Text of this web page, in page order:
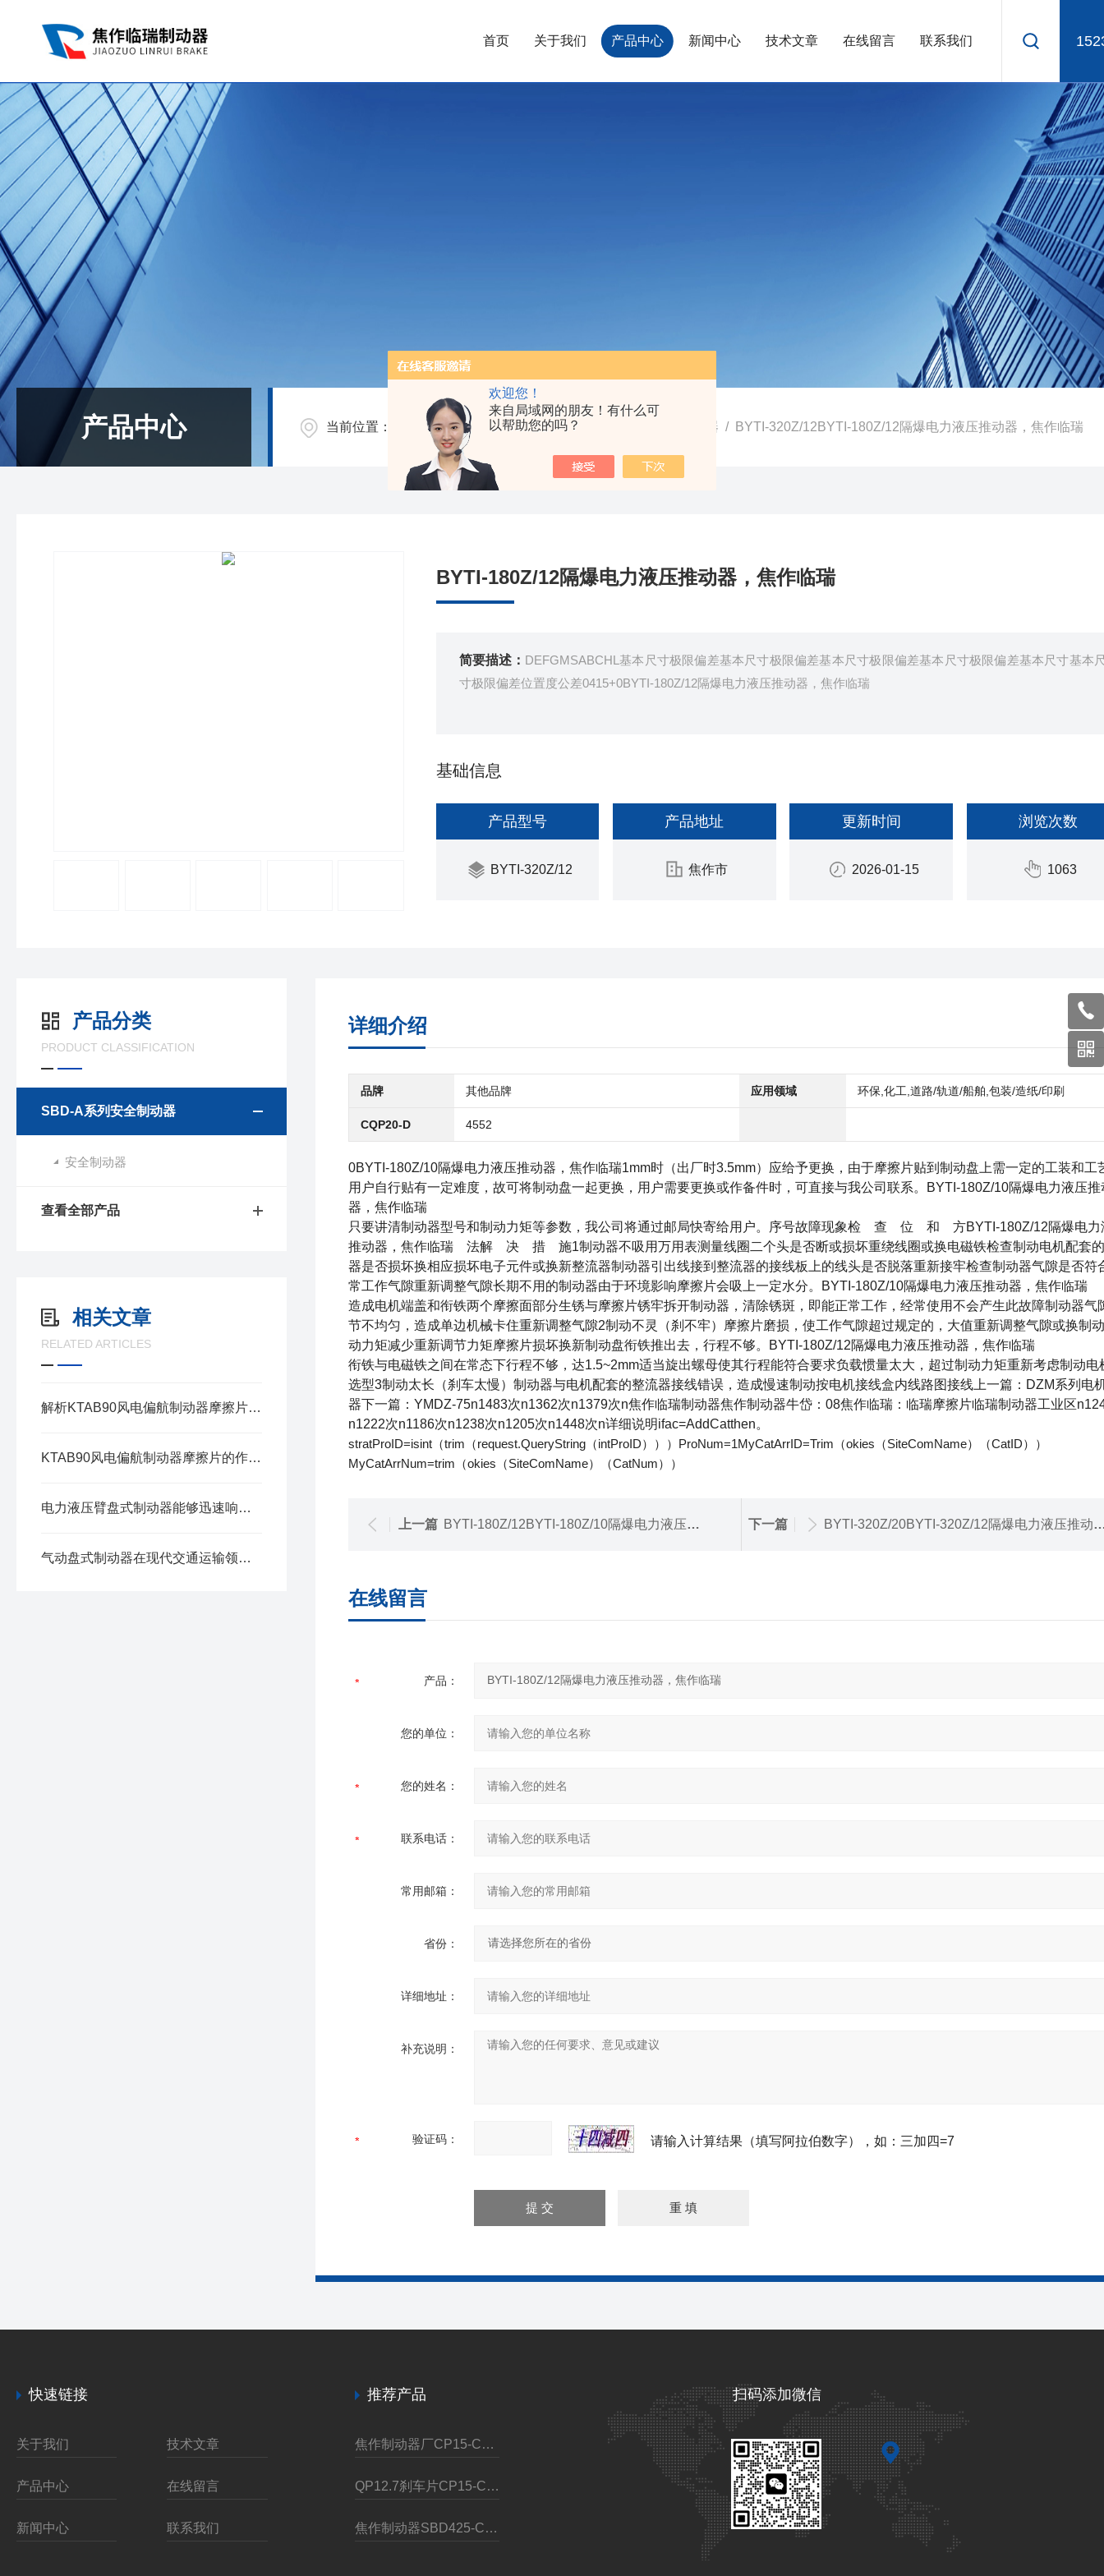
欢迎您！
来自局域网的朋友！有什么可
以帮助您的吗？
首页 关于我们 产品中心 新闻中心 技术文章 在线留言 联系我们
产品中心 当前位置： /产品中心 /SBD-A系列安全制动器 安全制动器 / BYTI-320Z/12BYTI-180Z/12隔爆电力液压推动器，焦作临瑞
BYTI-180Z/12隔爆电力液压推动器，焦作临瑞
简要描述： DEFGMSABCHL基本尺寸极限偏差基本尺寸极限偏差基本尺寸极限偏差基本尺寸极限偏差基本尺寸基本
寸极限偏差位置度公差0415+0BYTI-180Z/12隔爆电力液压推动器，焦作临瑞
基础信息
产品型号
BYTI-320Z/12
产品地址
焦作市
更新时间
2026-01-15
浏览次数
1063
产品分类
PRODUCT CLASSIFICATION
SBD-A系列安全制动器
安全制动器
查看全部产品
相关文章
RELATED ARTICLES
解析KTAB90风电偏航制动器摩擦片的工作原理与性能优势
KTAB90风电偏航制动器摩擦片的作用是什么?
电力液压臂盘式制动器能够迅速响应制动信号并采取行动
气动盘式制动器在现代交通运输领域中得到了广泛的应用
详细介绍
品牌 其他品牌 应用领域 环保,化工,道路/轨道/船舶,包装/造纸/印刷
CQP20-D 4552
0BYTI-180Z/10隔爆电力液压推动器，焦作临瑞1mm时（出厂时3.5mm）应给予更换，由于摩擦片贴到制动盘上需一定的工装和工
用户自行贴有一定难度，故可将制动盘一起更换，用户需要更换或作备件时，可直接与我公司联系。
BYTI-180Z/10隔爆电力液压推
器，焦作临瑞
只要讲清制动器型号和制动力矩等参数，我公司将通过邮局快寄给用户。序号故障现象检 查 位 和 方BYTI-180Z/12隔爆电力
推动器，焦作临瑞 法解 决 措 施1制动器不吸用万用表测量线圈二个头是否断或损坏重绕线圈或换电磁铁检查制动电机配套
器是否损坏换相应损坏电子元件或换新整流器制动器引出线接到整流器的接线板上的线头是否脱落重新接牢检查制动器气隙是否符
常工作气隙重新调整气隙长期不用的制动器由于环境影响摩擦片会吸上一定水分。
BYTI-180Z/10隔爆电力液压推动器，焦作临瑞
造成电机端盖和衔铁两个摩擦面部分生锈与摩擦片锈牢拆开制动器，清除锈斑，即能正常工作，经常使用不会产生此故障制动器气
节不均匀，造成单边机械卡住重新调整气隙2制动不灵（刹不牢）摩擦片磨损，使工作气隙超过规定的，大值重新调整气隙或换制
动力矩减少重新调节力矩摩擦片损坏换新制动盘衔铁推出去，行程不够。
BYTI-180Z/12隔爆电力液压推动器，焦作临瑞
衔铁与电磁铁之间在常态下行程不够，达1.5~2mm适当旋出螺母使其行程能符合要求负载惯量太大，超过制动力矩重新考虑制动电
选型3制动太长（刹车太慢）制动器与电机配套的整流器接线错误，造成慢速制动按电机接线盒内线路图接线上一篇： DZM系列电
器下一篇： YMDZ-75n1483次n1362次n1379次n焦作临瑞制动器焦作制动器牛岱： 08焦作临瑞：临瑞摩擦片临瑞制动器工业区
n1222次n1186次n1238次n1205次n1448次n详细说明ifac=AddCatthen。
stratProID=isint （trim （request.QueryString （intProID））） ProNum=1MyCatArrID=Trim （okies （SiteComName）（CatID））
MyCatArrNum=trim （okies （SiteComName）（CatNum））
上一篇 BYTI-180Z/12BYTI-180Z/10隔爆电力液压推动器，焦作临瑞 下一篇 BYTI-320Z/20BYTI-320Z/12隔爆电力液压推动器，焦作临瑞
在线留言
产品：
您的单位：
您的姓名：
联系电话：
常用邮箱：
省份：
详细地址：
补充说明：
验证码： 请输入计算结果（填写阿拉伯数字），如：三加四=7
快速链接
关于我们 技术文章
产品中心 在线留言
新闻中心 联系我们
推荐产品
焦作制动器厂CP15-C气动制动器
QP12.7刹车片CP15-C-右气动盘式制动器
焦作制动器SBD425-C液压盘式制动器
扫码添加微信